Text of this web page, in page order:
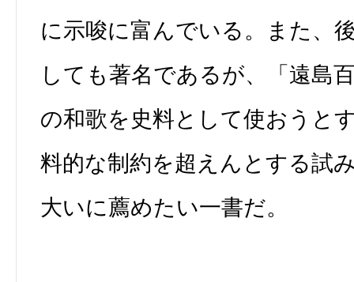
に示唆に富んでいる。また、
しても著名であるが、「遠島
の和歌を史料として使おうと
料的な制約を超えんとする試
大いに薦めたい一書だ。